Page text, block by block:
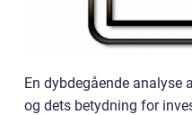
En dybdegående
og dets betydning for